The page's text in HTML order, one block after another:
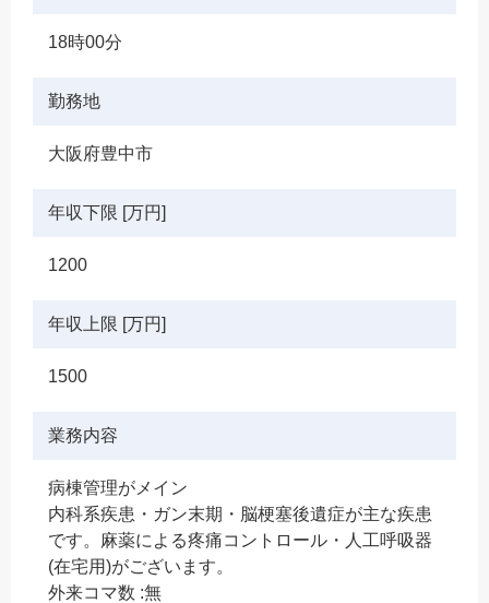
18時00分
勤務地
大阪府豊中市
年収下限 [万円]
1200
年収上限 [万円]
1500
業務内容
病棟管理がメイン
内科系疾患・ガン末期・脳梗塞後遺症が主な疾患
です。麻薬による疼痛コントロール・人工呼吸器
(在宅用)がございます。
外来コマ数 :無